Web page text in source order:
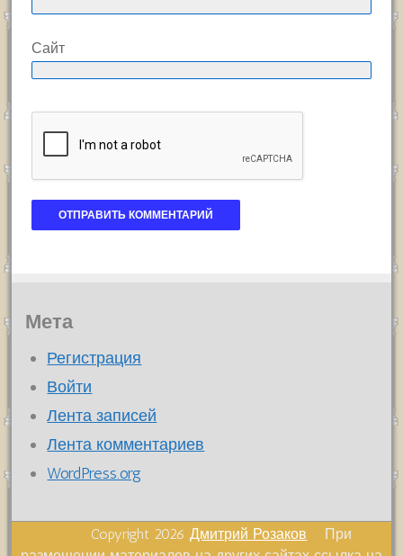
Сайт
Мета
Регистрация
Войти
Лента записей
Лента комментариев
WordPress.org
Copyright 2026Дмитрий Розаков При